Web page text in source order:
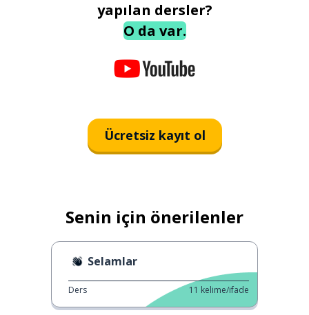
yapılan dersler?
O da var.
Ücretsiz kayıt ol
Senin için önerilenler
Selamlar
Ders 11 kelime/ifade